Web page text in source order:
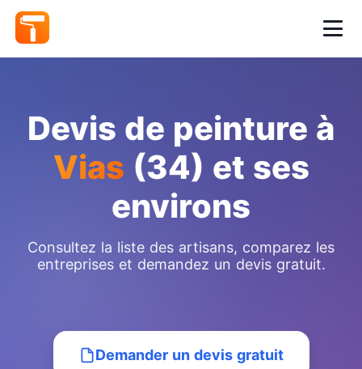
Devis de peinture à
Vias (34) et ses
environs
Consultez la liste des artisans, comparez les
entreprises et demandez un devis gratuit.
Demander un devis gratuit